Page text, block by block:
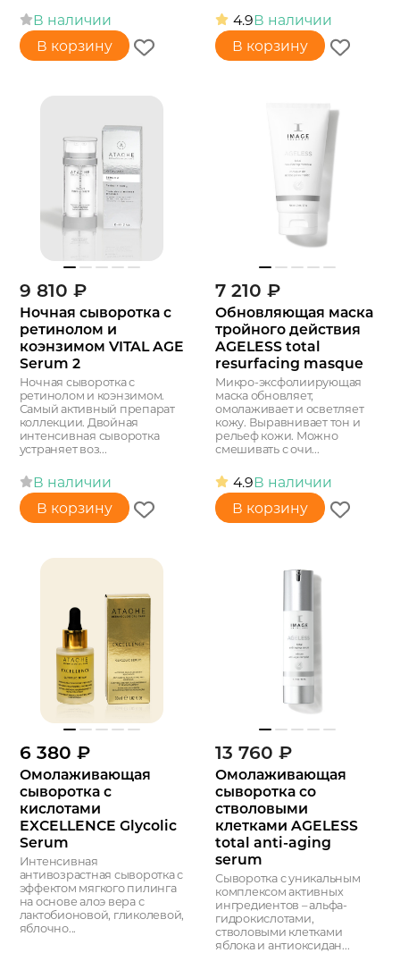
В наличии
В корзину
4.9В наличии
В корзину
9 810 ₽
Ночная сыворотка с
ретинолом и
коэнзимом VITAL AGE
Serum 2
Ночная сыворотка с
ретинолом и коэнзимом.
Самый активный препарат
коллекции. Двойная
интенсивная сыворотка
устраняет воз...
В наличии
В корзину
7 210 ₽
Обновляющая маска
тройного действия
AGELESS total
resurfacing masque
Микро-эксфолиирующая
маска обновляет,
омолаживает и осветляет
кожу. Выравнивает тон и
рельеф кожи. Можно
смешивать с очи...
4.9В наличии
В корзину
6 380 ₽
Омолаживающая
сыворотка с
кислотами
EXCELLENCE Glycolic
Serum
Интенсивная
антивозрастная сыворотка с
эффектом мягкого пилинга
на основе алоэ вера с
лактобионовой, гликолевой,
яблочно...
13 760 ₽
Омолаживающая
сыворотка со
стволовыми
клетками AGELESS
total anti-aging
serum
Сыворотка с уникальным
комплексом активных
ингредиентов – альфа-
гидрокислотами,
стволовыми клетками
яблока и антиоксидан...